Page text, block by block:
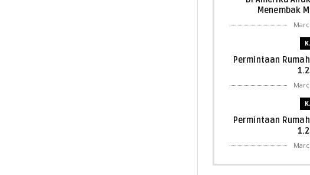
Menembak
Permintaan
Permintaan